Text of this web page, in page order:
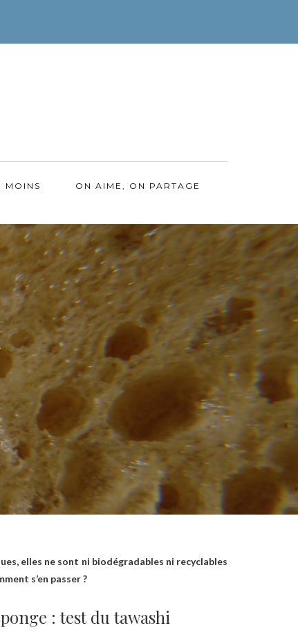
MOINS ON AIME, ON PARTAGE
elles ne sont ni biodégradables ni recyclables
s’en passer ?
: test du tawashi